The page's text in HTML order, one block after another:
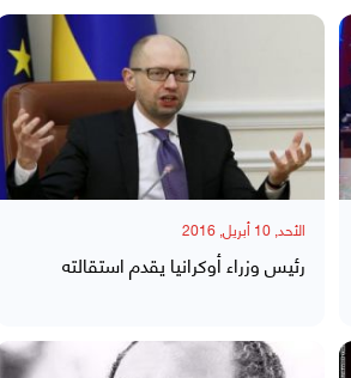
الأحد, 10 أبريل, 2016
رئيس وزراء أوكرانيا يقدم استقالته